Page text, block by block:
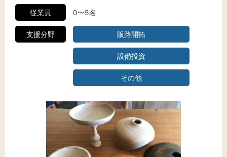
従業員 0〜5名
支援分野 販路開拓
設備投資
その他